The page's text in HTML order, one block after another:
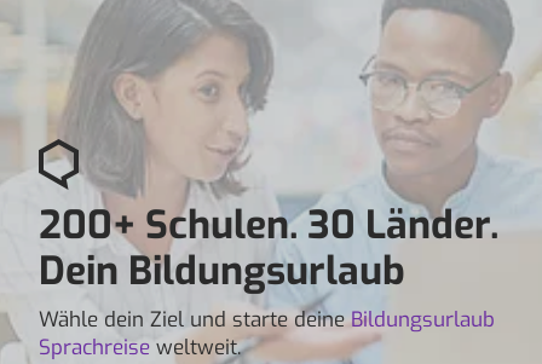
200+ Schulen. 30 Länder.
Dein Bildungsurlaub
Wähle dein Ziel und starte deineBildungsurlaub
Sprachreise weltweit.